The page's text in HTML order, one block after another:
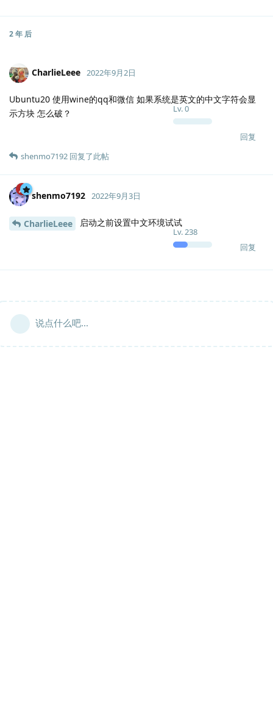
2 年 后
CharlieLeee
Lv.0
2022年9月2日
Ubuntu20 使用wine的qq和微信 如果系统是英文的中文字符会显
示方块 怎么破？
回复
shenmo7192 回复了此帖
shenmo7192
Lv.238
2022年9月3日
CharlieLeee 启动之前设置中文环境试试
回复
说点什么吧...